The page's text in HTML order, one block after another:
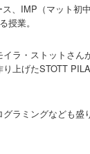
、IMP（マット初
授業。
ラ・ストットさん
上げたSTOTT
ラミングなども盛